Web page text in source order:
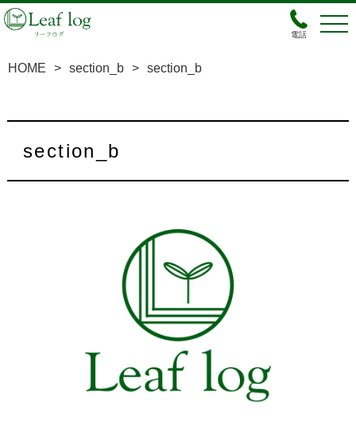
電話
HOME > section_b > section_b
section_b